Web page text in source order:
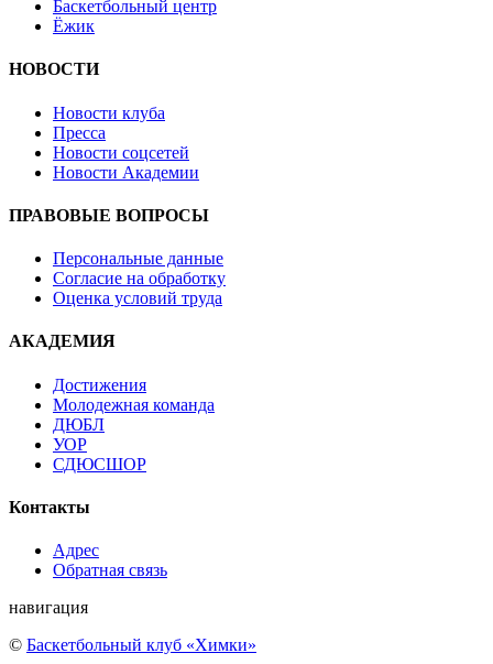
Баскетбольный центр
Ёжик
НОВОСТИ
Новости клуба
Пресса
Новости соцсетей
Новости Академии
ПРАВОВЫЕ ВОПРОСЫ
Персональные данные
Согласие на обработку
Оценка условий труда
АКАДЕМИЯ
Достижения
Молодежная команда
ДЮБЛ
УОР
СДЮСШОР
Контакты
Адрес
Обратная связь
навигация
© Баскетбольный клуб «Химки»